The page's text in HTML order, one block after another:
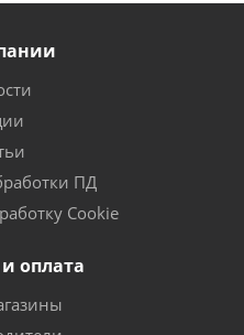
ПД
Cookie
оплата